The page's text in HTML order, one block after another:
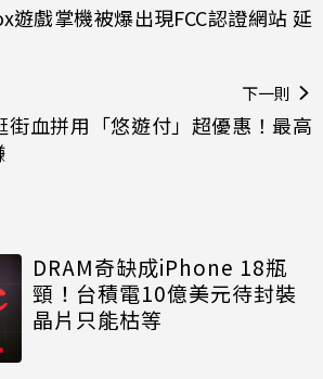
遊戲掌機被爆出現FCC認證網站 延
下一則
街血拼用「悠遊付」超優惠！最高
DRAM奇缺成iPhone 18瓶
頸！台積電10億美元待封裝
晶片只能枯等